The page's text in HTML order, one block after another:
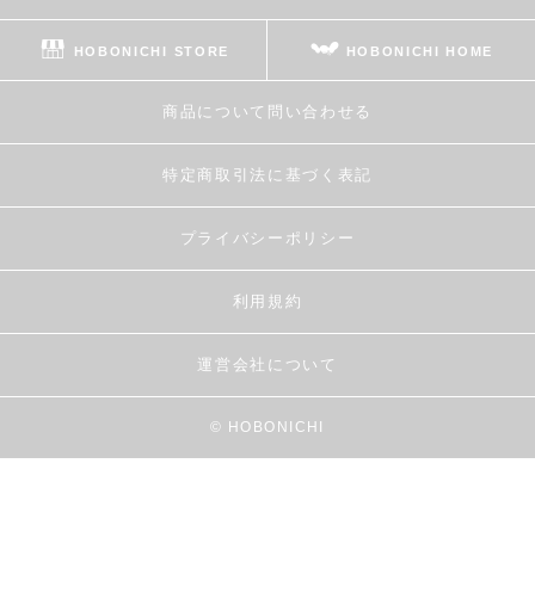
HOBONICHI STORE HOBONICHI HOME
商品について問い合わせる
特定商取引法に基づく表記
プライバシーポリシー
利用規約
運営会社について
© HOBONICHI